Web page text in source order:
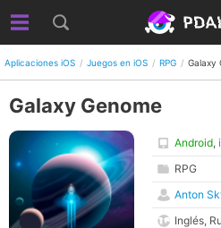
Aplicaciones iOS Juegos en iOS RPG Galaxy
Galaxy Genome
Android,
RPG
Anton
Inglés,